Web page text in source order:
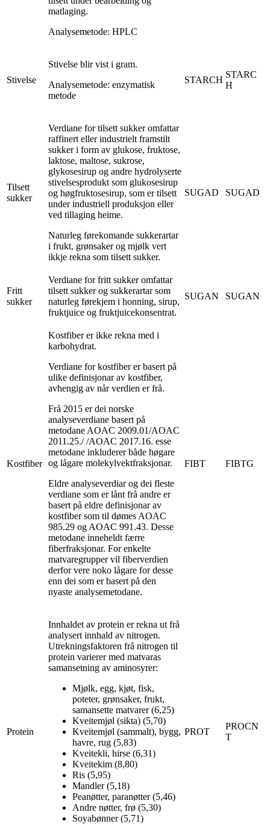
matlaging.
Analysemetode: HPLC
Stivelse
Stivelse blir vist i gram.
Analysemetode: enzymatisk
metode
STARCH
STARC
H
Tilsett
sukker
Verdiane for tilsett sukker omfattar
raffinert eller industrielt framstilt
sukker i form av glukose, fruktose,
laktose, maltose, sukrose,
glykosesirup og andre hydrolyserte
stivelsesprodukt som glukosesirup
og høgfruktosesirup, som er tilsett
under industriell produksjon eller
ved tillaging heime.
Naturleg førekomande sukkerartar
i frukt, grønsaker og mjølk vert
ikkje rekna som tilsett sukker.
SUGAD SUGAD
Fritt
sukker
Verdiane for fritt sukker omfattar
tilsett sukker og sukkerartar som
naturleg førekjem i honning, sirup,
fruktjuice og fruktjuicekonsentrat.
SUGAN SUGAN
Kostfiber
Kostfiber er ikke rekna med i
karbohydrat.
Verdiane for kostfiber er basert på
ulike definisjonar av kostfiber,
avhengig av når verdien er frå.
Frå 2015 er dei norske
analyseverdiane basert på
metodane AOAC 2009.01/AOAC
2011.25.//AOAC 2017.16. esse
metodane inkluderer både høgare
og lågare molekylvektfraksjonar.
Eldre analyseverdiar og dei fleste
verdiane som er lånt frå andre er
basert på eldre definisjonar av
kostfiber som til dømes AOAC
985.29 og AOAC 991.43. Desse
metodane inneheldt færre
fiberfraksjonar. For enkelte
matvaregrupper vil fiberverdien
derfor vere noko lågare for desse
enn dei som er basert på den
nyaste analysemetodane.
FIBT FIBTG
Protein
Innhaldet av protein er rekna ut frå
analysert innhald av nitrogen.
Utrekningsfaktoren frå nitrogen til
protein varierer med matvaras
samansetning av aminosyrer:
Mjølk, egg, kjøt, fisk,
poteter, grønsaker, frukt,
samansette matvarer (6,25)
Kveitemjøl (sikta) (5,70)
Kveitemjøl (sammalt), bygg,
havre, rug (5,83)
Kveitekli, hirse (6,31)
Kveitekim (8,80)
Ris (5,95)
Mandler (5,18)
Peanøtter, paranøtter (5,46)
Andre nøtter, frø (5,30)
Soyabønner (5,71)
PROT
PROCN
T